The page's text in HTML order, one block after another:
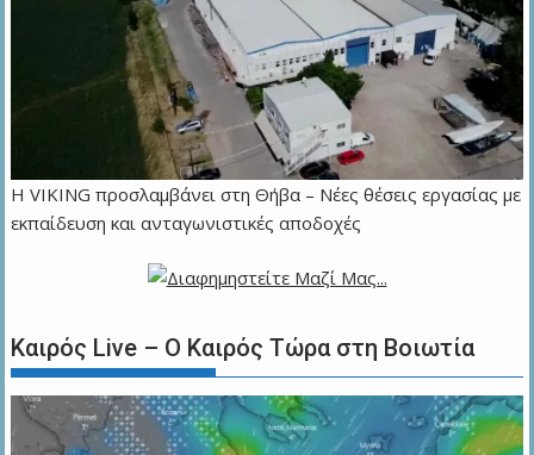
Η VIKING προσλαμβάνει στη Θήβα – Νέες θέσεις εργασίας με
εκπαίδευση και ανταγωνιστικές αποδοχές
Καιρός Live – Ο Καιρός Τώρα στη Βοιωτία